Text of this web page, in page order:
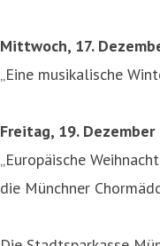
Mittwoch, 17.
„Eine musikalische
Freitag, 19.
„Europäische
die Münchner